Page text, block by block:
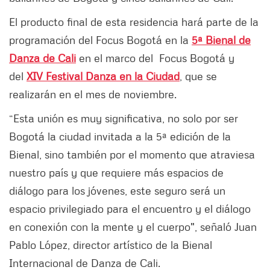
El producto final de esta residencia hará parte de la
programación del Focus Bogotá en la 5ª Bienal de
Danza de Cali en el marco del Focus Bogotá y
del XIV Festival Danza en la Ciudad , que se
realizarán en el mes de noviembre.
“Esta unión es muy significativa, no solo por ser
Bogotá la ciudad invitada a la 5ª edición de la
Bienal, sino también por el momento que atraviesa
nuestro país y que requiere más espacios de
diálogo para los jóvenes, este seguro será un
espacio privilegiado para el encuentro y el diálogo
en conexión con la mente y el cuerpo", señaló Juan
Pablo López, director artístico de la Bienal
Internacional de Danza de Cali.